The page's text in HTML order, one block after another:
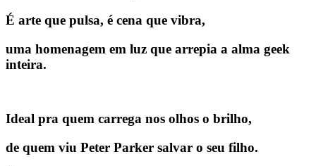
É arte que pulsa, é cena que vibra,
uma homenagem em luz que arrepia a alma geek
inteira.
Ideal pra quem carrega nos olhos o brilho,
de quem viu Peter Parker salvar o seu filho.